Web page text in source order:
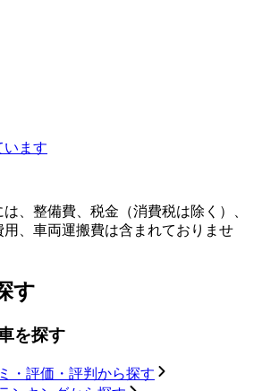
います
、整備費、税金（消費税は除く）、
、車両運搬費は含まれておりませ
す
を探す
・評価・評判から探す